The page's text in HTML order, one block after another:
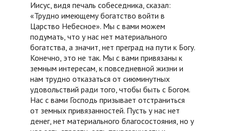
Иисус, видя печаль собеседника, сказал:
«Трудно имеющему богатство войти в
Царство Небесное». Мы с вами можем
подумать, что у нас нет материального
богатства, а значит, нет преград на пути к Богу.
Конечно, это не так. Мы с вами привязаны к
земным интересам, к повседневной жизни и
нам трудно отказаться от сиюминутных
удовольствий ради того, чтобы быть с Богом.
Нас с вами Господь призывает отстраниться
от земных привязанностей. Пусть у нас нет
денег, нет материального благосостояния, но у